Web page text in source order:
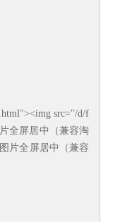
src="/d/f
全屏居中（兼容淘
片全屏居中（兼容